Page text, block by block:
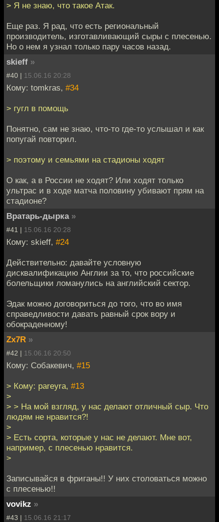
> Я не знаю, что такое Атак.
Еще раз. Я рад, что есть региональный
производитель, изготавливающий сыры с плесенью.
Но о нем я узнал только пару часов назад.
skieff »
#40 | 15.06.16 20:28
Кому: tomkras, #34
> гугл в помощь
Понятно, сам не знаю, что-то где-то услышал и как
попугай повторил.
> поэтому и семьями на стадионы ходят
О как, а в России не ходят? Или ходят только
ультрас и в ходе матча половину убивают прям на
стадионе?
Вратарь-дырка »
#41 | 15.06.16 20:28
Кому: skieff, #24
Действительно: давайте условную
дисквалификацию Англии за то, что российские
болельщики ломанулись на английский сектор.
Эдак можно договориться до того, что во имя
справедливости давать равный срок вору и
обокраденному!
Zx7R »
#42 | 15.06.16 20:50
Кому: Собакевич, #15
> Кому: pareyra, #13
>
> > На мой взгляд, у нас делают отличный сыр. Что
людям не нравится?!
>
> Есть сорта, которые у нас не делают. Мне вот,
например, с плесенью нравится.
>
Записывайся в фриганы!! У них столоваться можно
с плесенью!!
vovikz »
#43 | 15.06.16 21:17